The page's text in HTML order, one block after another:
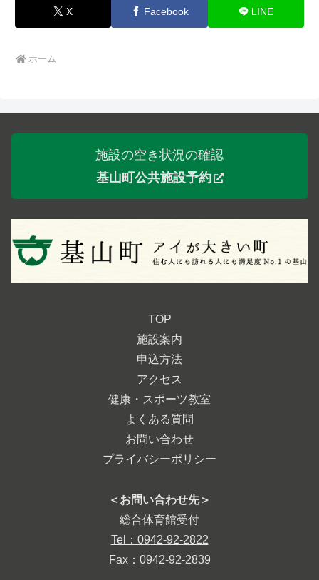
X Facebook LINE
ホーム
施設の空き状況の確認
基山町公共施設予約
TOP
施設案内
申込方法
アクセス
健康・スポーツ教室
よくある質問
お問い合わせ
プライバシーポリシー
＜お問い合わせ先＞
総合体育館受付
Tel：0942-92-2822
Fax：0942-92-2839